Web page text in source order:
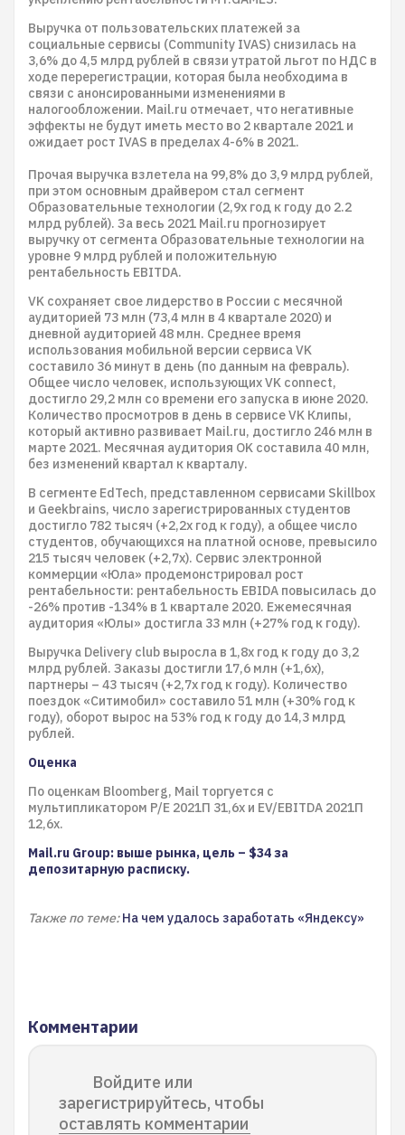
Выручка от пользовательских платежей за
социальные сервисы (Community IVAS) снизилась на
3,6% до 4,5 млрд рублей в связи утратой льгот по НДС в
ходе перерегистрации, которая была необходима в
связи с анонсированными изменениями в
налогообложении. Mail.ru отмечает, что негативные
эффекты не будут иметь место во 2 квартале 2021 и
ожидает рост IVAS в пределах 4-6% в 2021.
Прочая выручка взлетела на 99,8% до 3,9 млрд рублей,
при этом основным драйвером стал сегмент
Образовательные технологии (2,9x год к году до 2.2
млрд рублей). За весь 2021 Mail.ru прогнозирует
выручку от сегмента Образовательные технологии на
уровне 9 млрд рублей и положительную
рентабельность EBITDA.
VK сохраняет свое лидерство в России с месячной
аудиторией 73 млн (73,4 млн в 4 квартале 2020) и
дневной аудиторией 48 млн. Среднее время
использования мобильной версии сервиса VK
составило 36 минут в день (по данным на февраль).
Общее число человек, использующих VK connect,
достигло 29,2 млн со времени его запуска в июне 2020.
Количество просмотров в день в сервисе VK Клипы,
который активно развивает Mail.ru, достигло 246 млн в
марте 2021. Месячная аудитория OK составила 40 млн,
без изменений квартал к кварталу.
В сегменте EdTech, представленном сервисами Skillbox
и Geekbrains, число зарегистрированных студентов
достигло 782 тысяч (+2,2x год к году), а общее число
студентов, обучающихся на платной основе, превысило
215 тысяч человек (+2,7x). Сервис электронной
коммерции «Юла» продемонстрировал рост
рентабельности: рентабельность EBIDA повысилась до
-26% против -134% в 1 квартале 2020. Ежемесячная
аудитория «Юлы» достигла 33 млн (+27% год к году).
Выручка Delivery club выросла в 1,8x год к году до 3,2
млрд рублей. Заказы достигли 17,6 млн (+1,6x),
партнеры – 43 тысяч (+2,7x год к году). Количество
поездок «Ситимобил» составило 51 млн (+30% год к
году), оборот вырос на 53% год к году до 14,3 млрд
рублей.
Оценка
По оценкам Bloomberg, Mail торгуется с
мультипликатором P/E 2021П 31,6x и EV/EBITDA 2021П
12,6x.
Mail.ru Group: выше рынка, цель – $34 за
депозитарную расписку.
Также по теме: На чем удалось заработать «Яндексу»
Комментарии
Войдите или
зарегистрируйтесь, чтобы
оставлять комментарии